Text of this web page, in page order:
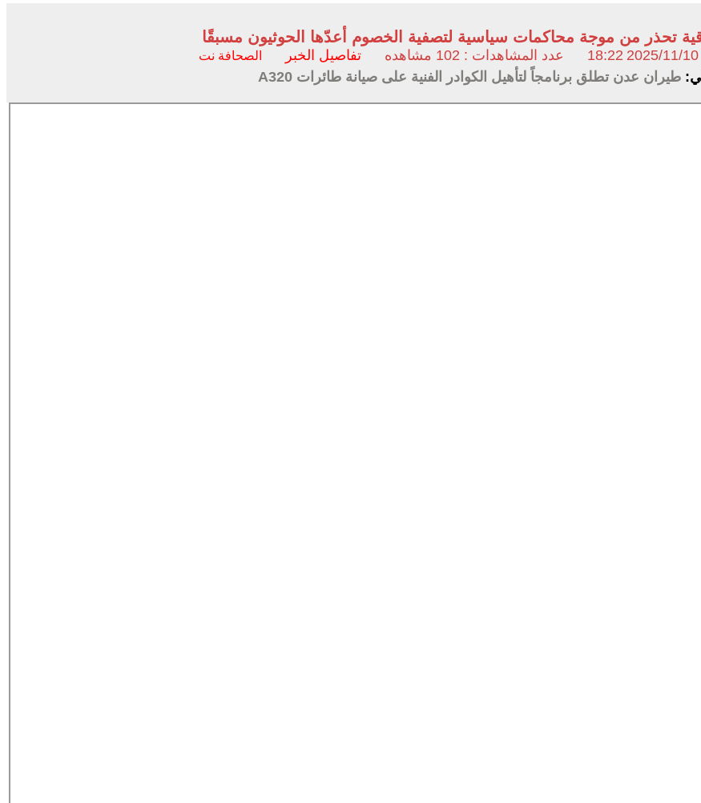
تحذر من موجة محاكمات سياسية لتصفية الخصوم أعدّها الحوثيون مسبقًا
2025/11/10
18:22 عدد المشاهدات : 102 مشاهده تفاصيل الخبر الصحافة نت
طيران عدن تطلق برنامجاً لتأهيل الكوادر الفنية على صيانة طائرات A320